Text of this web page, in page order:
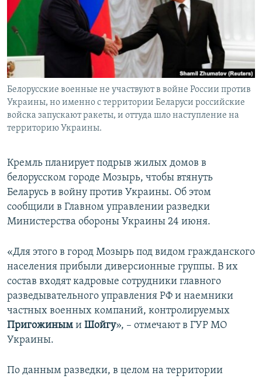
ПОБЕДИТЕЛЕЙ НЕ СУДЯТ?
КРЫМ.НЕПОКОРЕННЫЙ
ELIFBE
УКРАИНСКАЯ ПРОБЛЕМА КРЫМА
ПРИСОЕДИНЯЙТЕСЬ!
Все сайты RFE/RL
Белорусские военные не участвуют в войне России против
Украины, но именно с территории Беларуси российские
войска запускают ракеты, и оттуда шло наступление на
территорию Украины.
Кремль планирует подрыв жилых домов в
белорусском городе Мозырь, чтобы втянуть
Беларусь в войну против Украины. Об этом
сообщили в Главном управлении разведки
Министерства обороны Украины 24 июня.
«Для этого в город Мозырь под видом гражданского
населения прибыли диверсионные группы. В их
состав входят кадровые сотрудники главного
разведывательного управления РФ и наемники
частных военных компаний, контролируемых
Пригожиным и Шойгу», – отмечают в ГУР МО
Украины.
По данным разведки, в целом на территории